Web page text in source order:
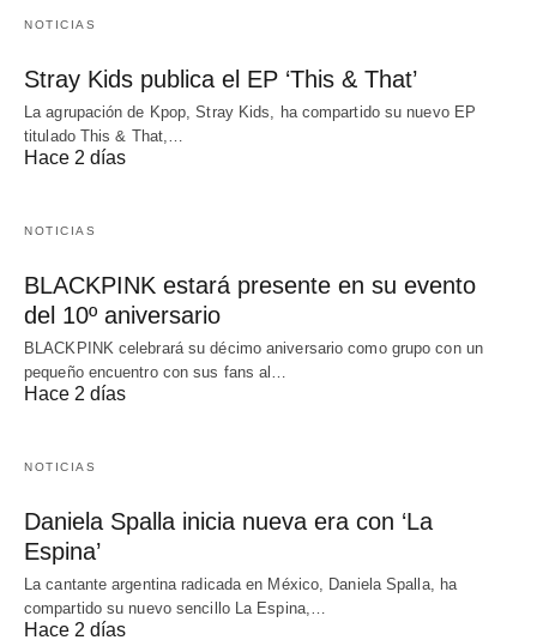
NOTICIAS
Stray Kids publica el EP ‘This & That’
La agrupación de Kpop, Stray Kids, ha compartido su nuevo EP
titulado This & That,…
Hace 2 días
NOTICIAS
BLACKPINK estará presente en su evento
del 10º aniversario
BLACKPINK celebrará su décimo aniversario como grupo con un
pequeño encuentro con sus fans al…
Hace 2 días
NOTICIAS
Daniela Spalla inicia nueva era con ‘La
Espina’
La cantante argentina radicada en México, Daniela Spalla, ha
compartido su nuevo sencillo La Espina,…
Hace 2 días